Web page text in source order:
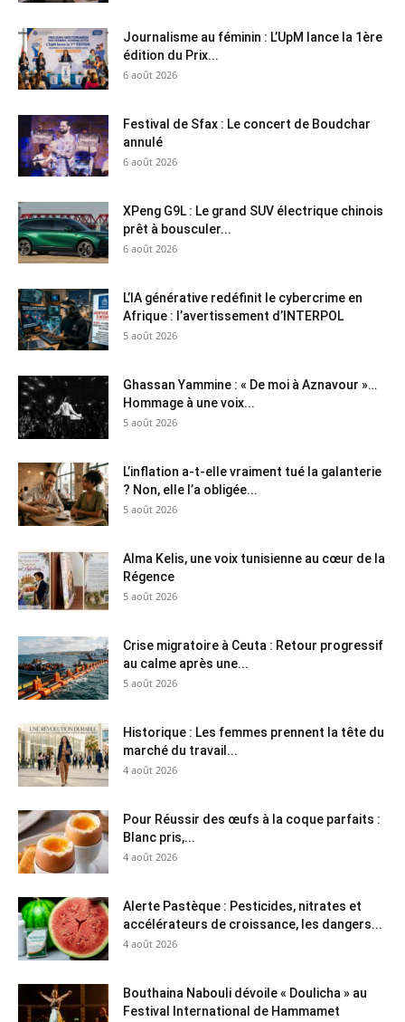
Journalisme au féminin : L’UpM lance la 1ère
édition du Prix...
6 août 2026
Festival de Sfax : Le concert de Boudchar
annulé
6 août 2026
XPeng G9L : Le grand SUV électrique chinois
prêt à bousculer...
6 août 2026
L’IA générative redéfinit le cybercrime en
Afrique : l’avertissement d’INTERPOL
5 août 2026
Ghassan Yammine : « De moi à Aznavour »…
Hommage à une voix...
5 août 2026
L’inflation a-t-elle vraiment tué la galanterie
? Non, elle l’a obligée...
5 août 2026
Alma Kelis, une voix tunisienne au cœur de la
Régence
5 août 2026
Crise migratoire à Ceuta : Retour progressif
au calme après une...
5 août 2026
Historique : Les femmes prennent la tête du
marché du travail...
4 août 2026
Pour Réussir des œufs à la coque parfaits :
Blanc pris,...
4 août 2026
Alerte Pastèque : Pesticides, nitrates et
accélérateurs de croissance, les dangers...
4 août 2026
Bouthaina Nabouli dévoile « Doulicha » au
Festival International de Hammamet